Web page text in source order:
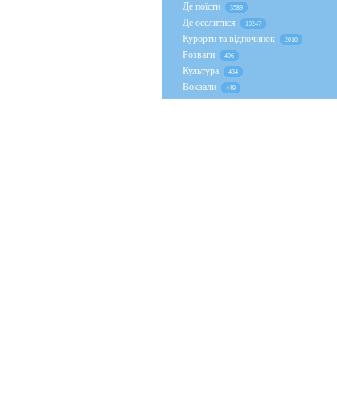
Де поїсти 3589
Де оселитися 10247
Курорти та відпочинок 2010
Розваги 496
Культура 434
Вокзали 449